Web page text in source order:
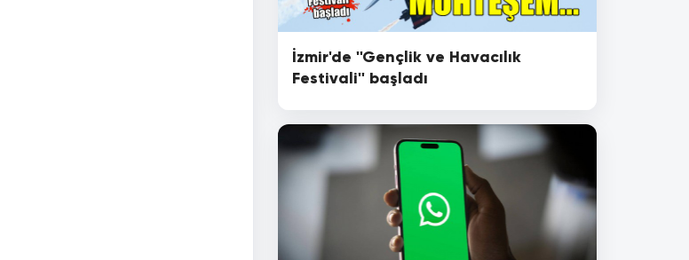
İzmir'de ''Gençlik ve Havacılık
Festivali'' başladı